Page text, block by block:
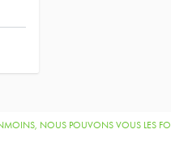
NOUS POUVONS VOUS LES